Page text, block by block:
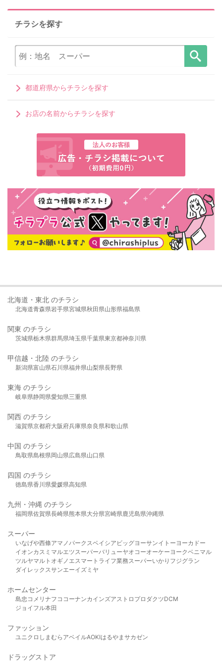
チラシを探す
都道府県からチラシを探す
お店の名前からチラシを探す
北海道・東北 のチラシ
北海道青森県岩手県宮城県秋田県山形県福島県
関東 のチラシ
茨城県栃木県群馬県埼玉県千葉県東京都神奈川県
甲信越・北陸 のチラシ
新潟県富山県石川県福井県山梨県長野県
東海 のチラシ
岐阜県静岡県愛知県三重県
関西 のチラシ
滋賀県京都府大阪府兵庫県奈良県和歌山県
中国 のチラシ
鳥取県島根県岡山県広島県山口県
四国 のチラシ
徳島県香川県愛媛県高知県
九州・沖縄 のチラシ
福岡県佐賀県長崎県熊本県大分県宮崎県鹿児島県沖縄県
スーパー
いなげや西條アマノパークスベイシア ビッグヨーサンイトーヨーカドー
イオンカスミ マルエツスーパーバリューヤオコーオーケー ヨークベニマル
ツルヤマルト オギノ エスマート ライフ業務スーパーいかり フジグラン
ダイレックスサンエーイズミヤ
ホームセンター
島忠 コメリ ナフコ コーナンカインズアストロプロダクツDCM
ジョイフル本田
ファッション
ユニクロ しまむら アベイルAOKIはるやま サカゼン
ドラッグストア